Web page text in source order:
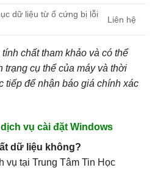
dữ liệu từ ổ cứng bị lỗi
Liên hệ
chất tham khảo và có thể
trạng cụ thể của máy và thời
tiếp để nhận báo giá chính xác
vụ cài đặt Windows
dữ liệu không?
vụ tại Trung Tâm Tin Học